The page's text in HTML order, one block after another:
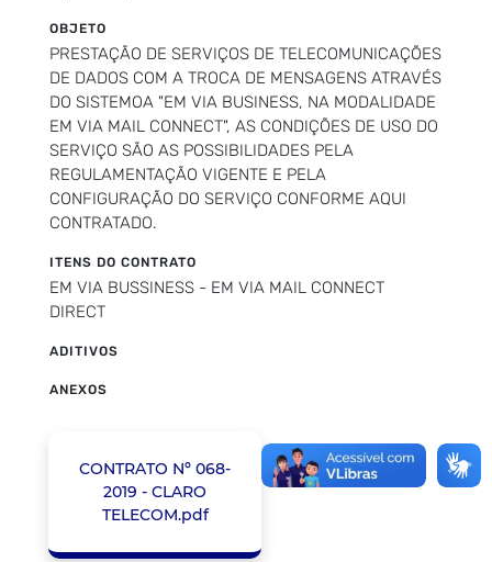
OBJETO
PRESTAÇÃO DE SERVIÇOS DE TELECOMUNICAÇÕES
DE DADOS COM A TROCA DE MENSAGENS ATRAVÉS
DO SISTEMOA "EM VIA BUSINESS, NA MODALIDADE
EM VIA MAIL CONNECT", AS CONDIÇÕES DE USO DO
SERVIÇO SÃO AS POSSIBILIDADES PELA
REGULAMENTAÇÃO VIGENTE E PELA
CONFIGURAÇÃO DO SERVIÇO CONFORME AQUI
CONTRATADO.
ITENS DO CONTRATO
EM VIA BUSSINESS - EM VIA MAIL CONNECT
DIRECT
ADITIVOS
ANEXOS
CONTRATO Nº 068-
2019 - CLARO
TELECOM.pdf